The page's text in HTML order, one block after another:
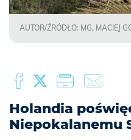
AUTOR/ŹRÓDŁO: MG, MACIEJ
Holandia
Niepokalanemu